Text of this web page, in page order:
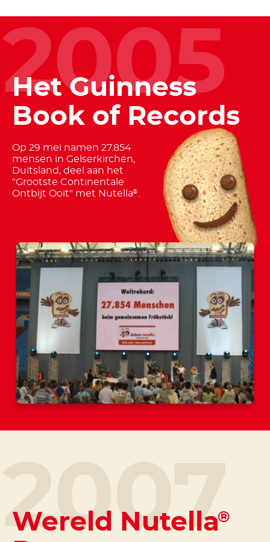
2005
Het Guinness
Book of Records
Op 29 mei namen 27.854
mensen in Gelserkirchen,
Duitsland, deel aan het
"Grootste Continentale
Ontbijt Ooit" met Nutella®
2007
Wereld Nutella®